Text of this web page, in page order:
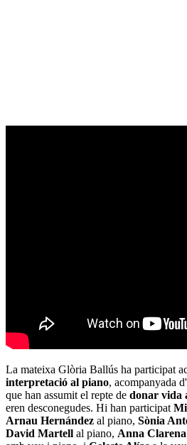
La mateixa Glòria Ballús ha participat
interpretació al piano, acompanyada
que han assumit el repte de donar vida
eren desconegudes. Hi han participat
Arnau Hernández al piano, Sònia
David Martell al piano, Anna Clarena